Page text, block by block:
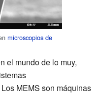
microscopios de
el mundo de lo muy,
MEMS son máquinas